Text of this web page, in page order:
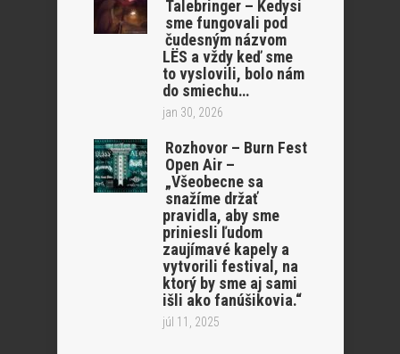
Talebringer – Kedysi
sme fungovali pod
čudesným názvom
LËS a vždy keď sme
to vyslovili, bolo nám
do smiechu…
jan 30, 2026
Rozhovor – Burn Fest
Open Air –
„Všeobecne sa
snažíme držať
pravidla, aby sme
priniesli ľudom
zaujímavé kapely a
vytvorili festival, na
ktorý by sme aj sami
išli ako fanúšikovia.“
júl 11, 2025